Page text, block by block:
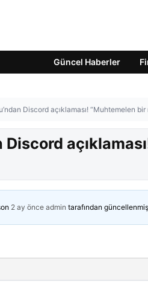
Güncel Haberler
Discord açıklaması! “Muhtemelen
Discord
2 ay önce admin tarafından